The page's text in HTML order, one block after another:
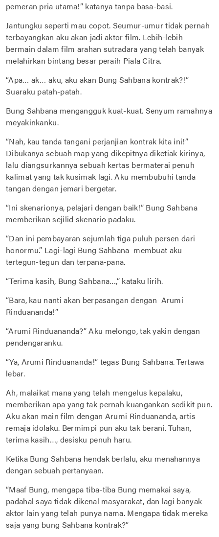
pemeran pria utama!” katanya tanpa basa-basi.
Jantungku seperti mau copot. Seumur-umur tidak pernah
terbayangkan aku akan jadi aktor film. Lebih-lebih
bermain dalam film arahan sutradara yang telah banyak
melahirkan bintang besar peraih Piala Citra.
“Apa… ak… aku, aku akan Bung Sahbana kontrak?!”
Suaraku patah-patah.
Bung Sahbana mengangguk kuat-kuat. Senyum ramahnya
meyakinkanku.
“Nah, kau tanda tangani perjanjian kontrak kita ini!”
Dibukanya sebuah map yang dikepitnya diketiak kirinya,
lalu diangsurkannya sebuah kertas bermaterai penuh
kalimat yang tak kusimak lagi. Aku membubuhi tanda
tangan dengan jemari bergetar.
“Ini skenarionya, pelajari dengan baik!” Bung Sahbana
memberikan sejilid skenario padaku.
“Dan ini pembayaran sejumlah tiga puluh persen dari
honormu.” Lagi-lagi Bung Sahbana membuat aku
tertegun-tegun dan terpana-pana.
“Terima kasih, Bung Sahbana…,” kataku lirih.
“Bara, kau nanti akan berpasangan dengan Arumi
Rinduananda!”
“Arumi Rinduananda?” Aku melongo, tak yakin dengan
pendengaranku.
“Ya, Arumi Rinduananda!” tegas Bung Sahbana. Tertawa
lebar.
Ah, malaikat mana yang telah mengelus kepalaku,
memberikan apa yang tak pernah kuangankan sedikit pun.
Aku akan main film dengan Arumi Rinduananda, artis
remaja idolaku. Bermimpi pun aku tak berani. Tuhan,
terima kasih…, desisku penuh haru.
Ketika Bung Sahbana hendak berlalu, aku menahannya
dengan sebuah pertanyaan.
“Maaf Bung, mengapa tiba-tiba Bung memakai saya,
padahal saya tidak dikenal masyarakat, dan lagi banyak
aktor lain yang telah punya nama. Mengapa tidak mereka
saja yang bung Sahbana kontrak?”